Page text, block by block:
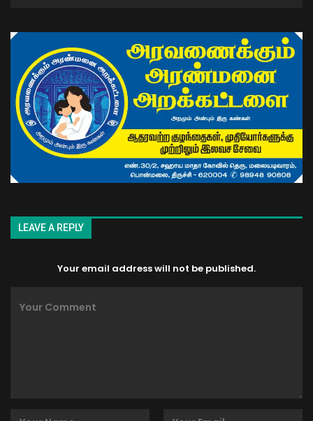
LEAVE A REPLY
Your email address will not be published.